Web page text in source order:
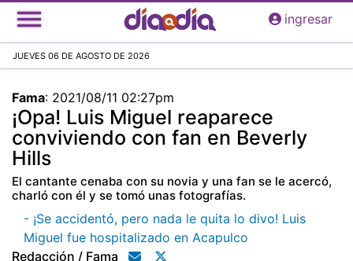
Pasar
al
principal
ingresar
JUEVES 06 DE AGOSTO DE 2026
Fama: 2021/08/11 02:27pm
¡Opa! Luis Miguel reaparece
conviviendo con fan en Beverly
Hills
El cantante cenaba con su novia y una fan se le acercó,
charló con él y se tomó unas fotografías.
- ¡Se accidentó, pero nada le quita lo divo! Luis
Miguel fue hospitalizado en Acapulco
Redacción / Fama